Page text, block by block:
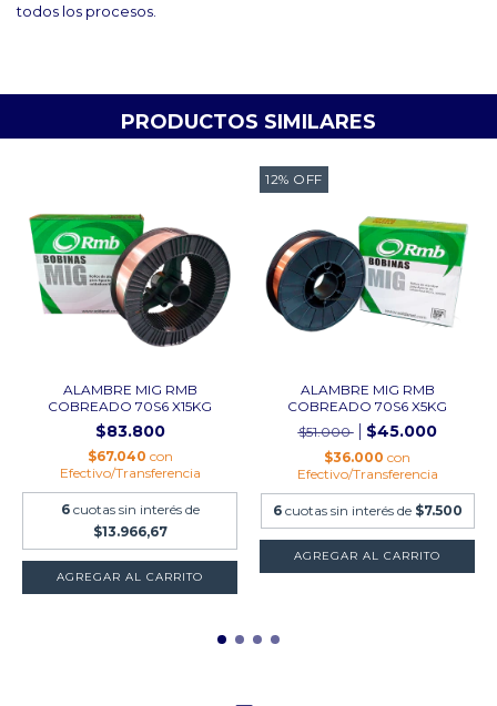
todos los procesos.
PRODUCTOS SIMILARES
ALAMBRE MIG RMB
COBREADO 70S6 X15KG
$83.800
$67.040 con
Efectivo/Transferencia
6 cuotas sin interés de
$13.966,67
AGREGAR AL CARRITO
12% OFF
ALAMBRE MIG RMB
COBREADO 70S6 X5KG
$51.000
$45.000
$36.000 con
Efectivo/Transferencia
6 cuotas sin interés de $7.500
AGREGAR AL CARRITO